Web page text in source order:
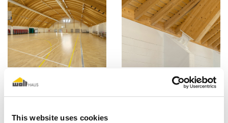
This website uses cookies